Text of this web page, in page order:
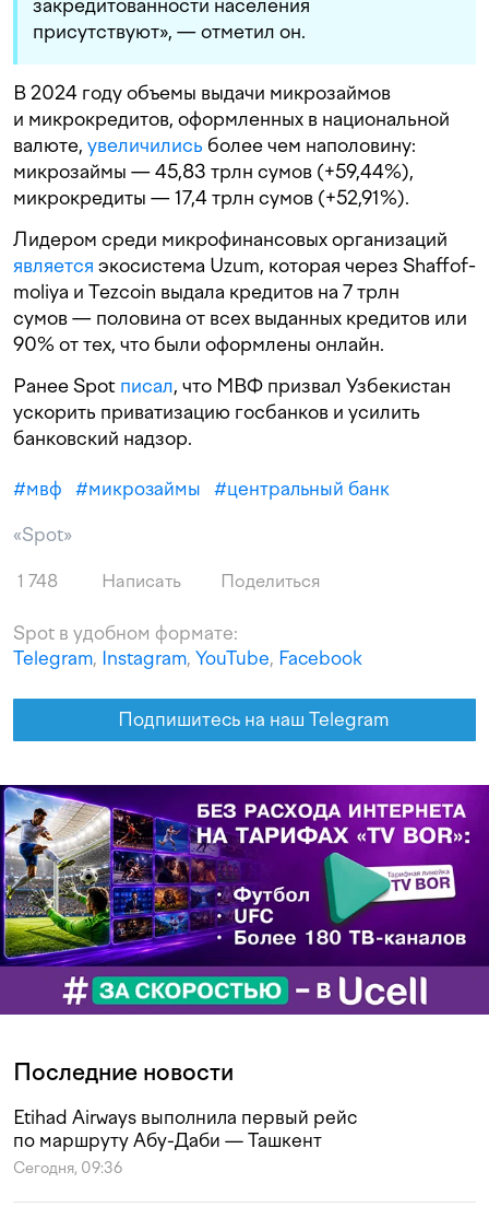
закредитованности населения
присутствуют», — отметил он.
В 2024 году объемы выдачи микрозаймов
и микрокредитов, оформленных в национальной
валюте, увеличились более чем наполовину:
микрозаймы — 45,83 трлн сумов (+59,44%),
микрокредиты — 17,4 трлн сумов (+52,91%).
Лидером среди микрофинансовых организаций
является экосистема Uzum, которая через Shaffof-
moliya и Tezcoin выдала кредитов на 7 трлн
сумов — половина от всех выданных кредитов или
90% от тех, что были оформлены онлайн.
Ранее Spot писал, что МВФ призвал Узбекистан
ускорить приватизацию госбанков и усилить
банковский надзор.
#мвф #микрозаймы #центральный банк
«Spot»
1 748 Написать Поделиться
Spot в удобном формате:
Telegram, Instagram, YouTube, Facebook
Подпишитесь на наш Telegram
Последние новости
Etihad Airways выполнила первый рейс
по маршруту Абу-Даби — Ташкент
Сегодня, 09:36